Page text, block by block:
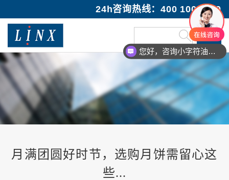
24h咨询热线：400 100 1089
月满团圆好时节，选购月饼需留心这
些...
您好，咨询小字符油墨喷码机